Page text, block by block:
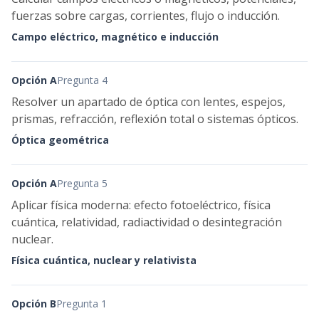
fuerzas sobre cargas, corrientes, flujo o inducción.
Campo eléctrico, magnético e inducción
Opción APregunta 4
Resolver un apartado de óptica con lentes, espejos,
prismas, refracción, reflexión total o sistemas ópticos.
Óptica geométrica
Opción APregunta 5
Aplicar física moderna: efecto fotoeléctrico, física
cuántica, relatividad, radiactividad o desintegración
nuclear.
Física cuántica, nuclear y relativista
Opción BPregunta 1